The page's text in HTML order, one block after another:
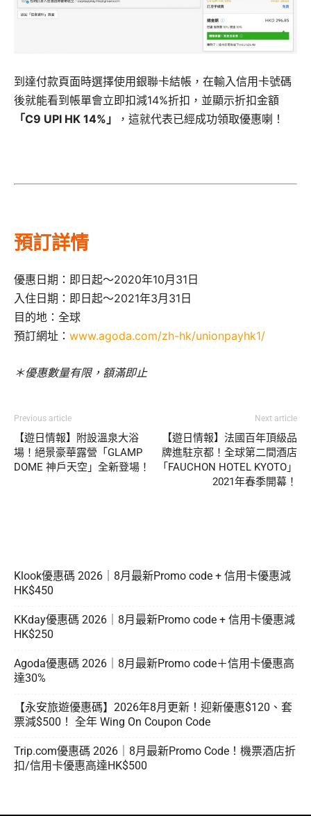
到達付款頁面時選擇使用銀聯卡結帳，在輸入信用卡號碼
後就能看到帳單會立即扣減14%折扣，並顯示折扣金額
「C9 UPI HK 14%」
，這就代表已經成功領取優惠喇！
預訂詳情
優惠日期：即日起～2020年10月31日
入住日期：即日起～2021年3月31日
目的地：全球
預訂網址： www.agoda.com/zh-hk/unionpayhk1/
＊優惠數量有限，額滿即止
Previous article
【遊日情報】附設溫泉大浴
場！絕景豪華露營「GLAMP
DOME 神戶天空」全新登場！
Next article
【遊日情報】法國百年頂級品
牌進駐京都！全球第二間酒店
「FAUCHON HOTEL KYOTO」
2021年春季開幕！
Klook優惠碼 2026｜8月最新Promo code + 信用卡優惠減
HK$450
KKday優惠碼 2026｜8月最新Promo code + 信用卡優惠減
HK$250
Agoda優惠碼 2026｜8月最新Promo code＋信用卡優惠高
達30%
【永安旅遊優惠碼】2026年8月更新！迎新優惠$120、套
票減$500！ 全年 Wing On Coupon Code
Trip.com優惠碼 2026｜8月最新Promo Code！機票酒店折
扣/信用卡優惠高達HK$500